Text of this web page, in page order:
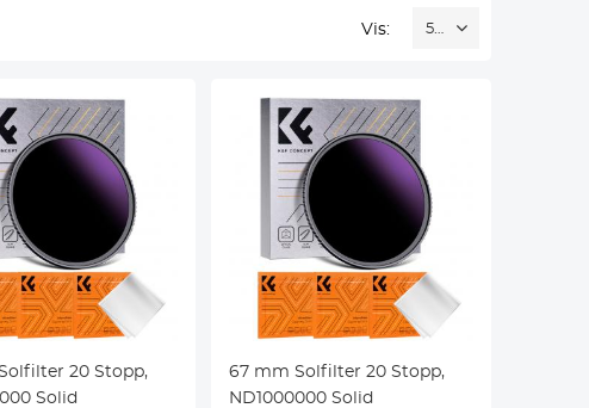
Vis: 52
20 Stopp,
Solid
67 mm Solfilter 20 Stopp,
ND1000000 Solid